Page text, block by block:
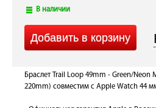
В наличии
Браслет Trail Loop 49mm - Green/Neon
220mm) совместим с Apple Watch 44